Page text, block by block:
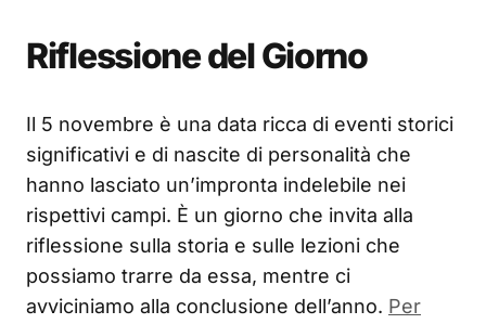
Riflessione del Giorno
Il 5 novembre è una data ricca di eventi storici
significativi e di nascite di personalità che
hanno lasciato un’impronta indelebile nei
rispettivi campi. È un giorno che invita alla
riflessione sulla storia e sulle lezioni che
possiamo trarre da essa, mentre ci
avviciniamo alla conclusione dell’anno. Per